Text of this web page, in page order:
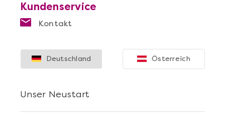
Kundenservice
Kontakt
Unser Neustart
Deutschland Österreich